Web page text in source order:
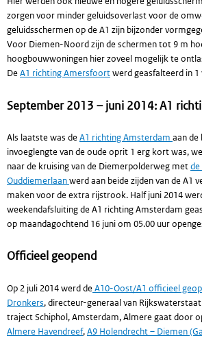
zorgen voor minder geluidsoverlast voor de
geluidsschermen op de A1 zijn bijzonder
Voor Diemen-Noord zijn de schermen tot 9 m
hoogbouwwoningen hier zoveel mogelijk te
DeA1 richting Amersfoortwerd geasfalteerd in
September 2013 – juni 2014: A1
Als laatste was deA1 richting Amsterdam aan de
invoeglengte van de oude oprit 1 erg kort was,
naar de kruising van de Diemerpolderweg metde
Ouddiemerlaanwerd aan beide zijden van de A1
maken voor de extra rijstrook. Half juni 2014
weekendafsluiting de A1 richting Amsterdam
op maandagochtend 16 juni om 05.00 uur
Officieel geopend
Op 2 juli 2014 werd deA10-Oost/A1 officieel
Dronkers, directeur-generaal van
traject Schiphol, Amsterdam, Almere gaat door
Almere Havendreef,A9 Holendrecht – Diemen